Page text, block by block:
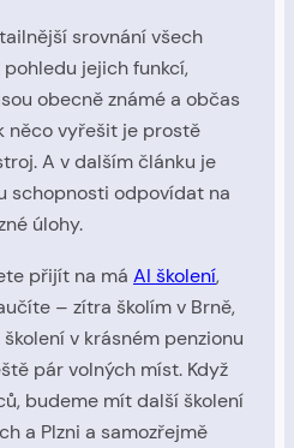
srovnání všech
jejich funkcí,
obecně známé a občas
něco vyřešit je prostě
A v dalším článku je
schopnosti odpovídat na
úlohy.
přijít na má AI školení,
– zítra školím v Brně,
v krásném penzionu
pár volných míst. Když
budeme mít další školení
a Plzni a samozřejmě